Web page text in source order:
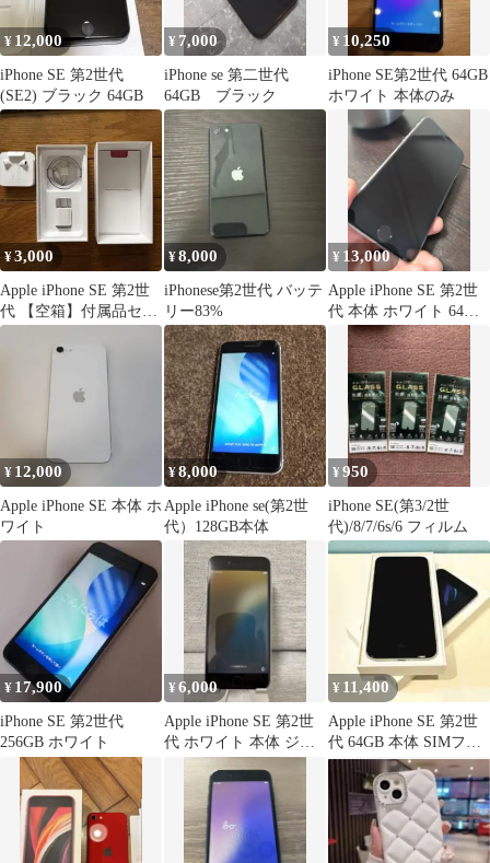
¥ 12,000
iPhone SE 第2世代
(SE2) ブラック 64GB
¥ 7,000
iPhone se 第二世代
64GB ブラック
¥ 10,250
iPhone SE第2世代 64GB
ホワイト 本体のみ
¥3,000
Apple iPhone SE 第2世
代 【空箱】付属品セッ
ト
¥8,000
iPhonese第2世代 バッテ
リー83%
¥ 13,000
Apple iPhone SE 第2世
代 本体 ホワイト 64ギ
¥ 12,000
Apple iPhone SE 本体 ホ
ワイト
¥8,000
Apple iPhone se(第2世
代）128GB本体
¥950
iPhone SE(第3/2世
代)/8/7/6s/6 フィルム
¥ 17,900
iPhone SE 第2世代
256GB ホワイト
¥6,000
Apple iPhone SE 第2世
代 ホワイト 本体 ジャ
¥ 11,400
Apple iPhone SE 第2世
代 64GB 本体 SIMフリ
ー